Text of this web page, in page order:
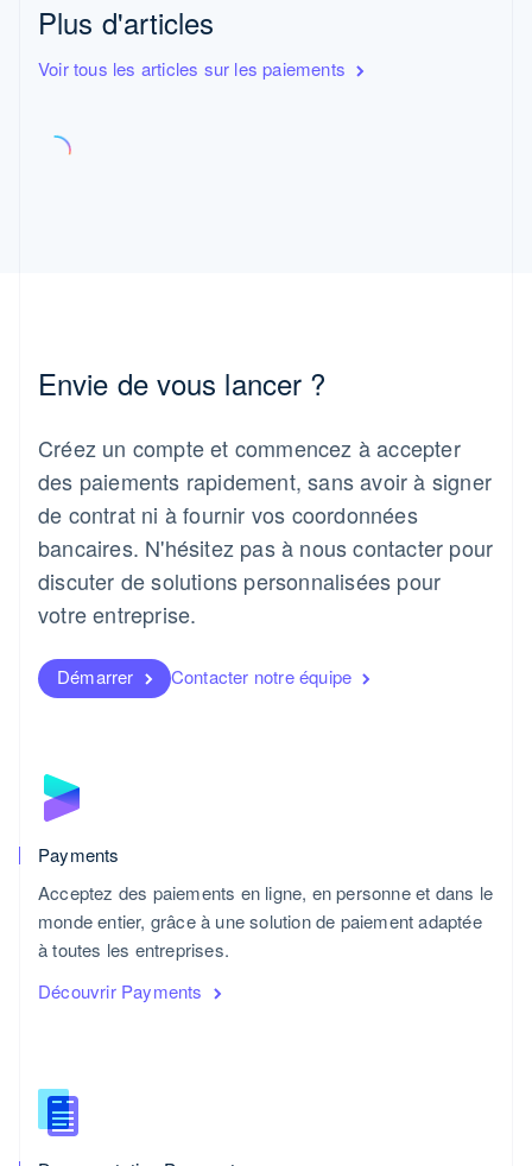
Plus d'articles
Voir tous les articles sur les paiements
Envie de vous lancer ?
Créez un compte et commencez à accepter
des paiements rapidement, sans avoir à signer
de contrat ni à fournir vos coordonnées
bancaires. N'hésitez pas à nous contacter pour
discuter de solutions personnalisées pour
votre entreprise.
Démarrer Contacter notre équipe
Payments
Acceptez des paiements en ligne, en personne et dans le
monde entier, grâce à une solution de paiement adaptée
à toutes les entreprises.
Découvrir Payments